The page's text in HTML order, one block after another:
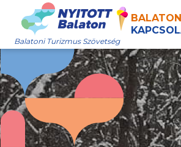
Balatoni Turizmus Szövetség